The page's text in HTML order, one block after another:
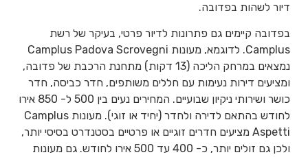
דיור לשהות בפדובה.
בפדובה קיימים גם פתרונות לדיור פרטי, בעיקר של רשת
Camplus. לדוגמא, מעונות Camplus Padova Scrovegni
נמצאים במרחק הליכה (13 דקות) מתחנת הרכבת של פדובה,
ומציעים דירות נעימות עם חללים משותפים, חדר כביסה, חדר
כושר ושירותי ניקיון שבועיים. המחירים נעים בין 500 ל- 850 אירו
לחודש בהתאם לדירה ולחדר (יחיד או זוגי). מעונות Camplus
Aspetti מציעים חדרים זוגיים או פרטיים בסטנדרט בסיסי יותר,
ולכן גם זולים יותר, כ- 400 עד 500 אירו לחודש. גם מעונות